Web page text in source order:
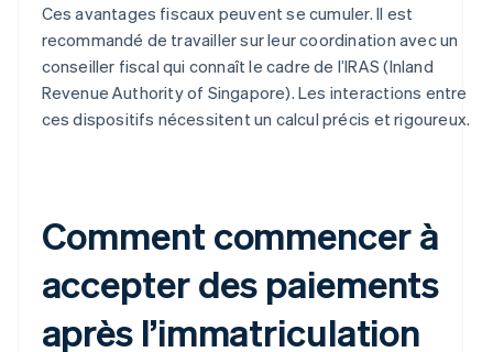
Ces avantages fiscaux peuvent se cumuler. Il est
recommandé de travailler sur leur coordination avec un
conseiller fiscal qui connaît le cadre de l’IRAS (Inland
Revenue Authority of Singapore). Les interactions entre
ces dispositifs nécessitent un calcul précis et rigoureux.
Comment commencer à
accepter des paiements
après l’immatriculation